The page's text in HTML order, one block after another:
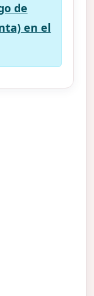
de
en el